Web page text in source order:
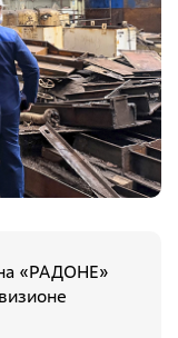
«РАДОНЕ»